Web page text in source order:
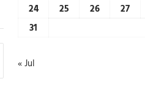
24
25 26 27
31
« Jul